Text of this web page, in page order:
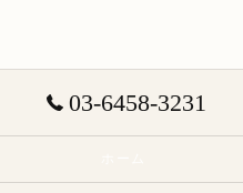
03-6458-3231